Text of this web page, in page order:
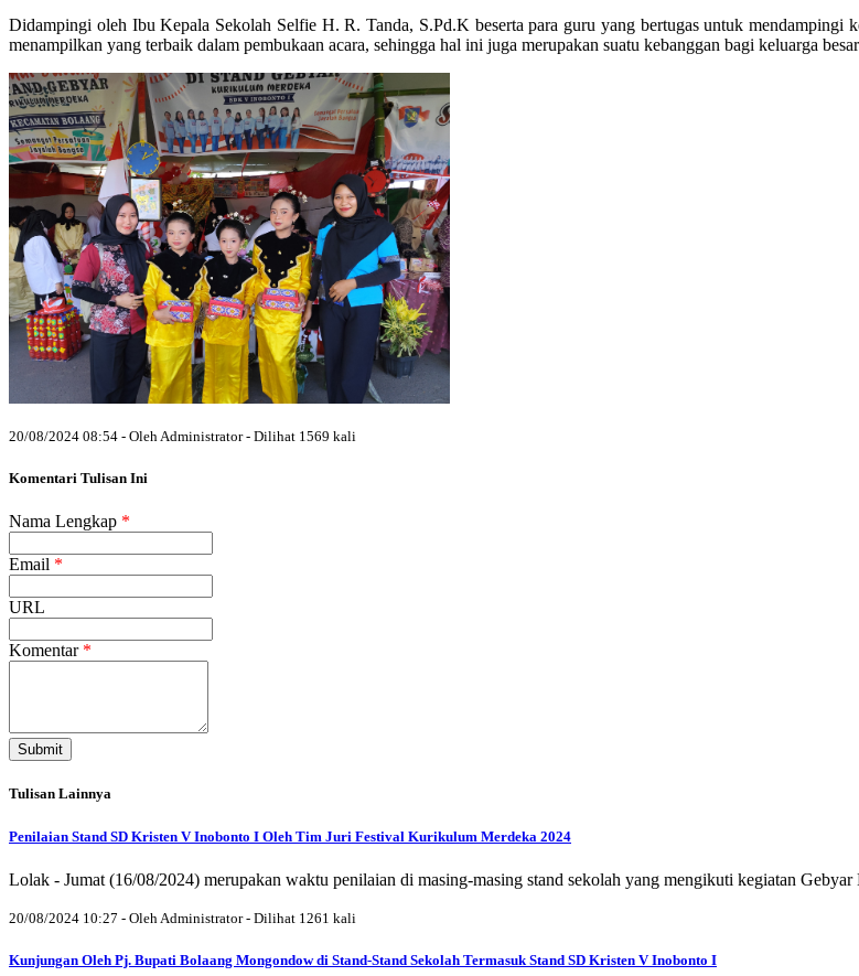
Didampingi oleh Ibu Kepala Sekolah Selfie H. R. Tanda, S.Pd.K beserta para guru yang bertugas untuk
menampilkan yang terbaik dalam pembukaan acara, sehingga hal ini juga merupakan suatu kebanggan bagi keluarga
20/08/2024 08:54 - Oleh Administrator - Dilihat 1569 kali
Komentari Tulisan Ini
Nama Lengkap *
Email *
URL
Komentar *
Submit
Tulisan Lainnya
Penilaian Stand SD Kristen V Inobonto I Oleh Tim Juri Festival Kurikulum Merdeka 2024
Lolak - Jumat (16/08/2024) merupakan waktu penilaian di masing-masing stand sekolah yang mengikuti kegiatan
20/08/2024 10:27 - Oleh Administrator - Dilihat 1261 kali
Kunjungan Oleh Pj. Bupati Bolaang Mongondow di Stand-Stand Sekolah Termasuk Stand SD Kristen V Inobonto I